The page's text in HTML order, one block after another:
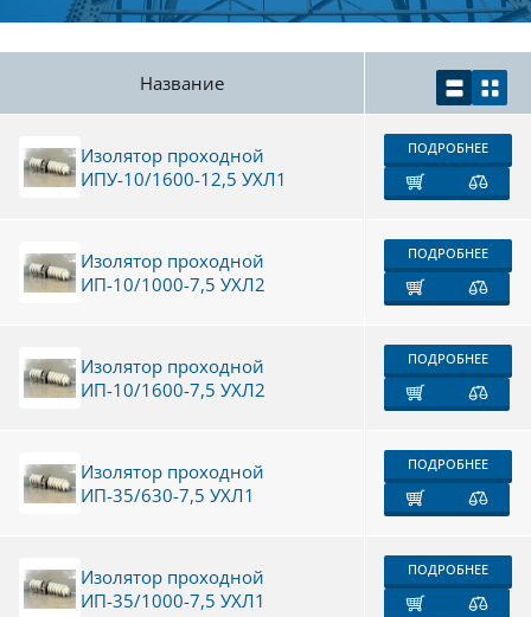
Название
Изолятор проходной
ИПУ-10/1600-12,5 УХЛ1
ПОДРОБНЕЕ
Изолятор проходной
ИП-10/1000-7,5 УХЛ2
ПОДРОБНЕЕ
Изолятор проходной
ИП-10/1600-7,5 УХЛ2
ПОДРОБНЕЕ
Изолятор проходной
ИП-35/630-7,5 УХЛ1
ПОДРОБНЕЕ
Изолятор проходной
ИП-35/1000-7,5 УХЛ1
ПОДРОБНЕЕ